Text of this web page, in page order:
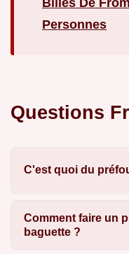
Billes De
Personnes
Questions
C'est quoi du
Comment faire un
baguette ?